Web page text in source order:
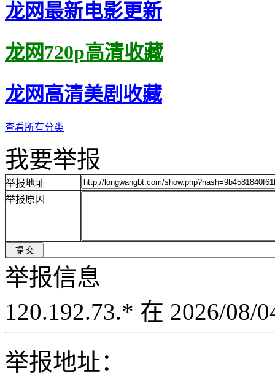
龙网最新电影更新
龙网720p高清收藏
龙网高清美剧收藏
查看所有分类
我要举报
举报地址
举报原因
举报信息
120.192.73.* 在 2026/08/
举报地址：